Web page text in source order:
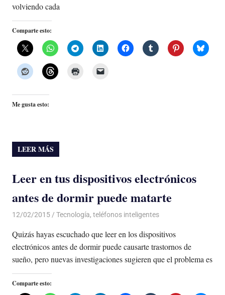
volviendo cada
Comparte esto:
Me gusta esto:
LEER MÁS
Leer en tus dispositivos electrónicos
antes de dormir puede matarte
12/02/2015 Luis Castellanos
Tecnología, teléfonos inteligentes
Quizás hayas escuchado que leer en los dispositivos
electrónicos antes de dormir puede causarte trastornos de
sueño, pero nuevas investigaciones sugieren que el problema es
Comparte esto: